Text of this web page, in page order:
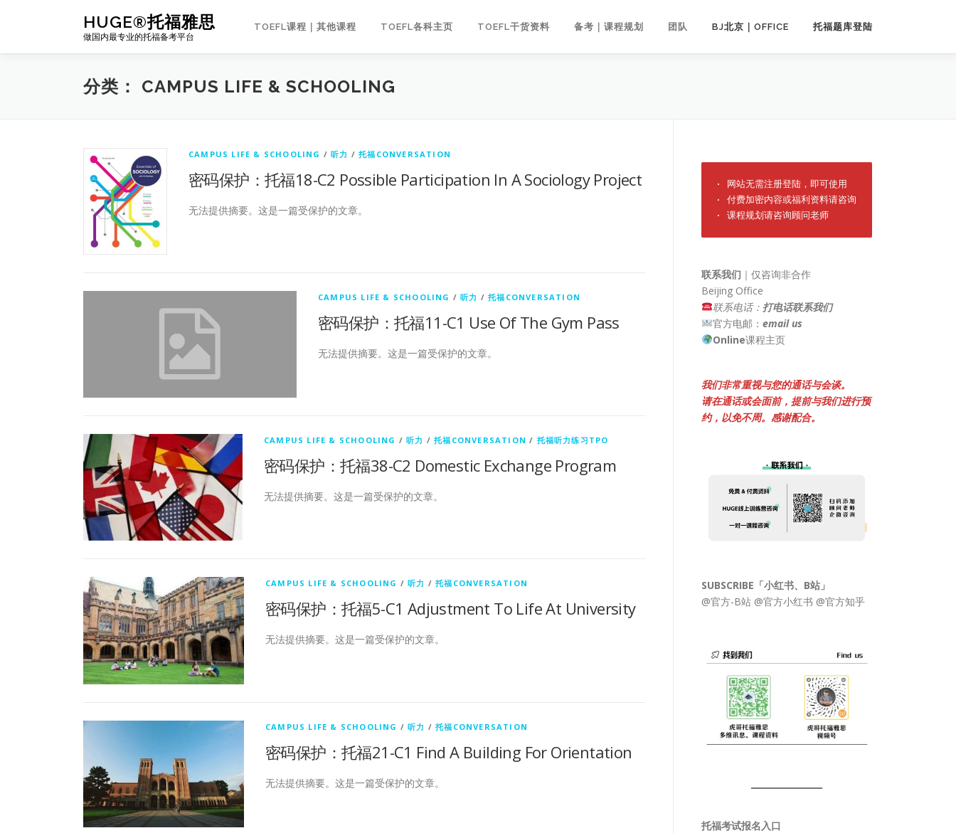
HUGE®托福雅思
做国内最专业的托福备考平台
TOEFL课程｜其他课程 TOEFL各科主页 TOEFL干货资料 备考｜课程规划 团队 BJ北京｜OFFICE 托福题库登陆
分类： CAMPUS LIFE & SCHOOLING
CAMPUS LIFE & SCHOOLING /听力 /托福CONVERSATION
密码保护：托福18-C2 Possible Participation In A Sociology Project
无法提供摘要。这是一篇受保护的文章。
CAMPUS LIFE & SCHOOLING /听力 /托福CONVERSATION
密码保护：托福11-C1 Use Of The Gym Pass
无法提供摘要。这是一篇受保护的文章。
CAMPUS LIFE & SCHOOLING /听力 /托福CONVERSATION / 托福听力练习TPO
密码保护：托福38-C2 Domestic Exchange Program
无法提供摘要。这是一篇受保护的文章。
CAMPUS LIFE & SCHOOLING /听力 /托福CONVERSATION
密码保护：托福5-C1 Adjustment To Life At University
无法提供摘要。这是一篇受保护的文章。
CAMPUS LIFE & SCHOOLING /听力 /托福CONVERSATION
密码保护：托福21-C1 Find A Building For Orientation
无法提供摘要。这是一篇受保护的文章。
· 网站无需注册登陆，即可使用
· 付费加密内容或福利资料请咨询
· 课程规划请咨询顾问老师
联系我们 ｜仅咨询非合作
Beijing Office
联系电话： 打电话联系我们
官方电邮： email us
Online课程主页
我们非常重视与您的通话与会谈。
请在通话或会面前，提前与我们进行预
约，以免不周。感谢配合。
SUBSCRIBE「小红书、B站」
@官方-B站 @官方小红书 @官方知乎
托福考试报名入口